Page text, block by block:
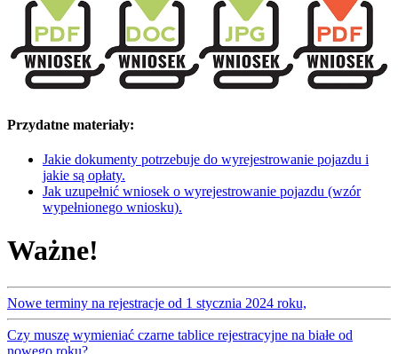
Przydatne materiały:
Jakie dokumenty potrzebuje do wyrejestrowanie pojazdu i
jakie są opłaty.
Jak uzupełnić wniosek o wyrejestrowanie pojazdu (wzór
wypełnionego wniosku).
Ważne!
Nowe terminy na rejestracje od 1 stycznia 2024 roku,
Czy muszę wymieniać czarne tablice rejestracyjne na białe od
nowego roku?